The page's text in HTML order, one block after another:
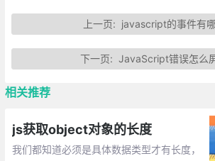
上一页: javascript的事件有哪
下一页:JavaScript错误怎么
相关推荐
js获取object对象的长度
我们都知道必须是具体数据类型才有长度，